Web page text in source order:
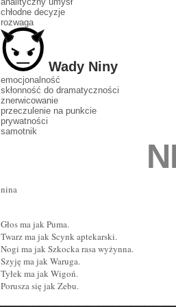
chłodne decyzje
rozwaga
Wady Niny
emocjonalność
skłonność do dramatyczności
znerwicowanie
przeczulenie na punkcie
prywatności
samotnik
nina
Głos ma jak Puma.
Twarz ma jak Scynk aptekarski.
Nogi ma jak Szkocka rasa wyżynna.
Szyję ma jak Waruga.
Tyłek ma jak Wigoń.
Porusza się jak Zebu.